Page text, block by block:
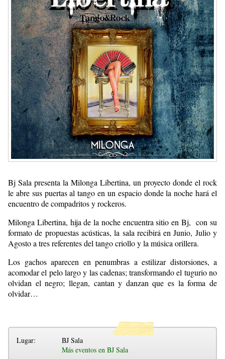
Bj Sala presenta la Milonga Libertina, un proyecto donde el rock
le abre sus puertas al tango en un espacio donde la noche hará el
encuentro de compadritos y rockeros.
Milonga Libertina, hija de la noche encuentra sitio en Bj, con su
formato de propuestas acústicas, la sala recibirá en Junio, Julio y
Agosto a tres referentes del tango criollo y la música orillera.
Los gachos aparecen en penumbras a estilizar distorsiones, a
acomodar el pelo largo y las cadenas; transformando el tugurio no
olvidan el negro; llegan, cantan y danzan que es la forma de
olvidar…
Lugar:
BJ Sala
Más eventos en BJ Sala